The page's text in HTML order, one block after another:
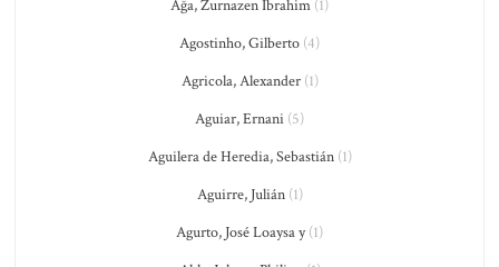
Ağa, Zurnazen Ibrahim (1)
Agostinho, Gilberto (4)
Agricola, Alexander(1)
Aguiar, Ernani (5)
Aguilera de Heredia, Sebastián(1)
Aguirre, Julián(1)
Agurto, José Loaysa y(1)